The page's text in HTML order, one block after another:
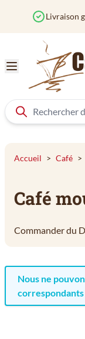
Livraison
Accueil > Café >
Café
Commander du
Nous ne
correspondants